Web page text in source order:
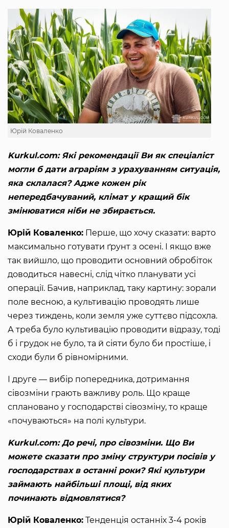
Юрій Коваленко
Kurkul.com: Які рекомендації Ви як спеціаліст
могли б дати аграріям з урахуванням ситуація,
яка склалася? Адже кожен рік
непередбачуваний, клімат у кращий бік
змінюватися ніби не збирається.
Юрій Коваленко: Перше, що хочу сказати: варто
максимально готувати ґрунт з осені. І якщо вже
так вийшло, що проводити основний обробіток
доводиться навесні, слід чітко планувати усі
операції. Бачив, наприклад, таку картину: зорали
поле весною, а культивацію проводять лише
через тиждень, коли земля уже суттєво підсохла.
А треба було культивацію проводити відразу, тоді
б і грудок не було, та й сіяти було би простіше, і
сходи були б рівномірними.
І друге — вибір попередника, дотримання
сівозміни грають важливу роль. Що краще
сплановано у господарстві сівозміну, то краще
«почуваються» на полі культури.
Kurkul.com: До речі, про сівозміни. Що Ви
можете сказати про зміну структури посівів у
господарствах в останні роки? Які культури
займають найбільші площі, від яких
починають відмовлятися?
Юрій Коваленко: Тенденція останніх 3-4 років